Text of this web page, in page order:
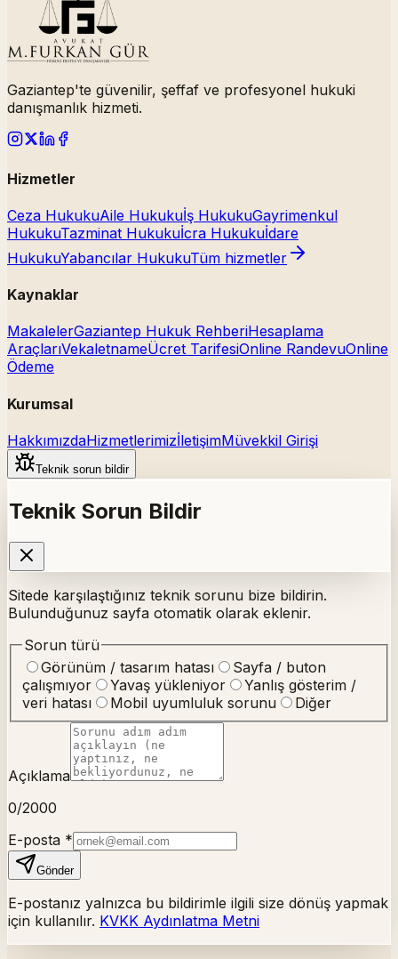
Gaziantep'te güvenilir, şeffaf ve profesyonel hukuki
danışmanlık hizmeti.
Hizmetler
Ceza HukukuAile Hukukuİş HukukuGayrimenkul
HukukuTazminat Hukukuİcra Hukukuİdare
HukukuYabancılar HukukuTüm hizmetler
Kaynaklar
MakalelerGaziantep Hukuk RehberiHesaplama
AraçlarıVekaletnameÜcret TarifesiOnline RandevuOnline
Ödeme
Kurumsal
HakkımızdaHizmetlerimizİletişimMüvekkil Girişi
Teknik sorun bildir
Teknik Sorun Bildir
Sitede karşılaştığınız teknik sorunu bize bildirin.
Bulunduğunuz sayfa otomatik olarak eklenir.
Sorun türü
Görünüm / tasarım hatası
Sayfa / buton
çalışmıyor
Yavaş yükleniyor
Yanlış gösterim /
veri hatası
Mobil uyumluluk sorunu Diğer
Açıklama
0/2000
E-posta *
Gönder
E-postanız yalnızca bu bildirimle ilgili size dönüş yapmak
için kullanılır. KVKK Aydınlatma Metni